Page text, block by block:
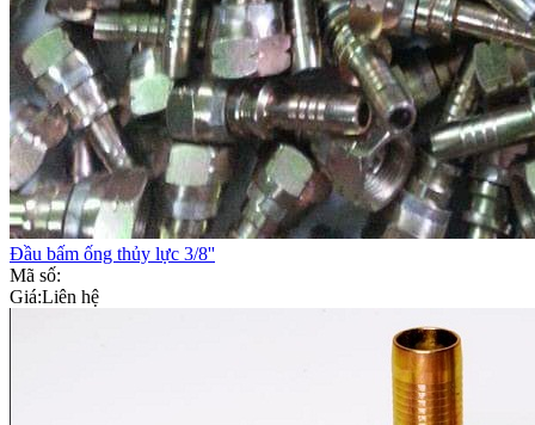
Đầu bấm ống thủy lực 3/8''
Mã số:
Giá:Liên hệ